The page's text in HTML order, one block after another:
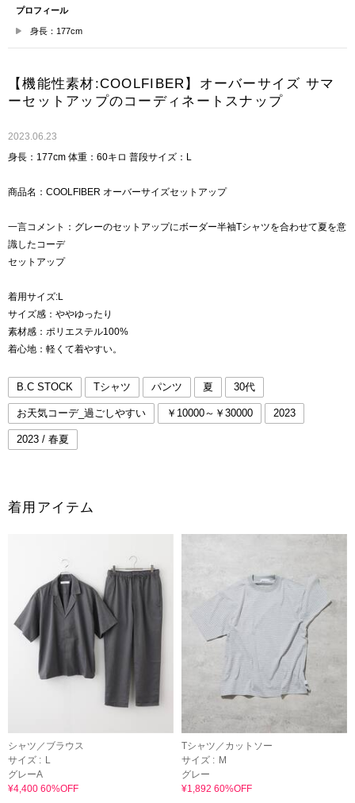
プロフィール
身長：177cm
【機能性素材:COOLFIBER】オーバーサイズ サマ
ーセットアップのコーディネートスナップ
2023.06.23
身長：177cm 体重：60キロ 普段サイズ：L
商品名：COOLFIBER オーバーサイズセットアップ
一言コメント：グレーのセットアップにボーダー半袖Tシャツを合わせて夏を意
識したコーデ
セットアップ
着用サイズ:L
サイズ感：ややゆったり
素材感：ポリエステル100%
着心地：軽くて着やすい。
B.C STOCK Tシャツ パンツ 夏 30代
お天気コーデ_過ごしやすい ￥10000～￥30000 2023
2023 / 春夏
着用アイテム
シャツ／ブラウス
サイズ : L
グレーA
¥4,400 60%OFF
Tシャツ／カットソー
サイズ : M
グレー
¥1,892 60%OFF